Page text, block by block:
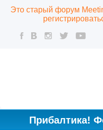
Это старый форум
Прибалтика!